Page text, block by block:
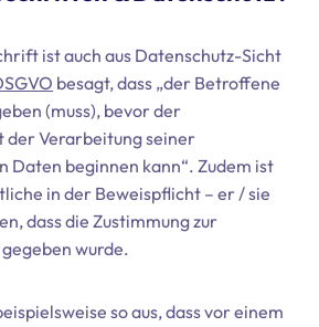
ist auch aus Datenschutz-Sicht
besagt, dass „der Betroffene
(muss), bevor der
Verarbeitung seiner
Daten beginnen kann“. Zudem ist
in der Beweispflicht – er / sie
dass die Zustimmung zur
wurde.
so aus, dass vor einem